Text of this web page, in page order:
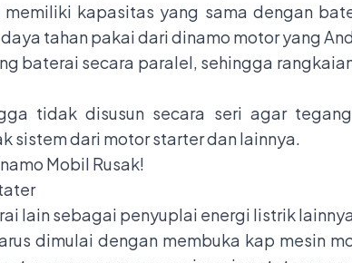
kapasitas yang sama dengan
tahan pakai dari dinamo motor yang
baterai secara paralel, sehingga
tidak disusun secara seri agar
sistem dari motor starter dan lainnya.
Mobil Rusak!
lain sebagai penyuplai energi listrik
dimulai dengan membuka kap mesin